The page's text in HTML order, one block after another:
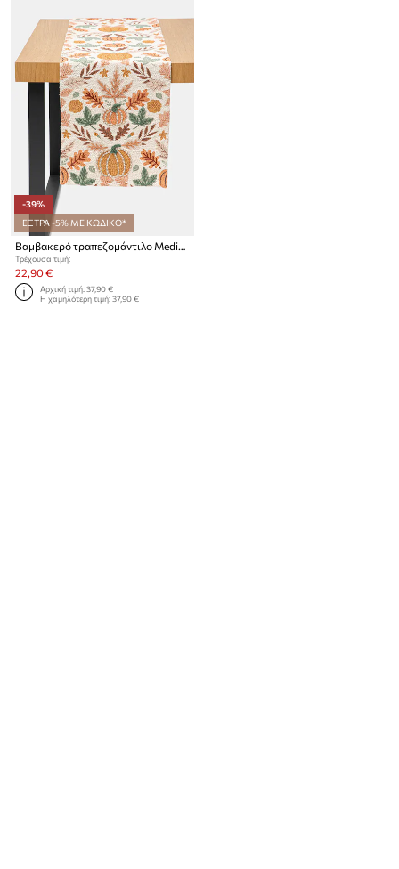
-39%
ΕΞΤΡΑ -5% ΜΕ ΚΩΔΙΚΟ*
Βαμβακερό τραπεζομάντιλο Medicine 160 cm
Τρέχουσα τιμή:
22,90 €
Αρχική τιμή:37,90 €
Η χαμηλότερη τιμή:37,90 €